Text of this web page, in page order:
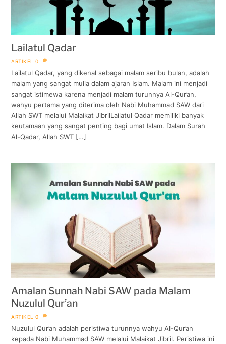
Lailatul Qadar
ARTIKEL 0
Lailatul Qadar, yang dikenal sebagai malam seribu bulan, adalah
malam yang sangat mulia dalam ajaran Islam. Malam ini menjadi
sangat istimewa karena menjadi malam turunnya Al-Qur’an,
wahyu pertama yang diterima oleh Nabi Muhammad SAW dari
Allah SWT melalui Malaikat JibrilLailatul Qadar memiliki banyak
keutamaan yang sangat penting bagi umat Islam. Dalam Surah
Al-Qadar, Allah SWT […]
Amalan Sunnah Nabi SAW pada Malam
Nuzulul Qur’an
ARTIKEL 0
Nuzulul Qur’an adalah peristiwa turunnya wahyu Al-Qur’an
kepada Nabi Muhammad SAW melalui Malaikat Jibril. Peristiwa ini